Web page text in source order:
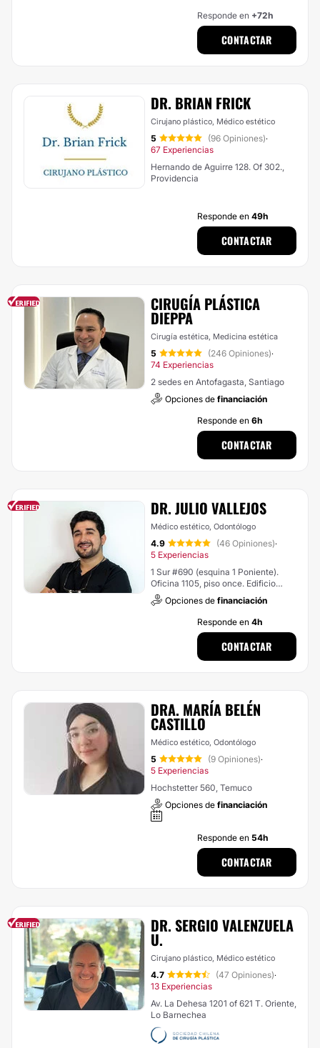
Responde en +72h
CONTACTAR
DR. BRIAN FRICK
Cirujano plástico, Médico estético
5 (96 Opiniones)·
67 Experiencias
Hernando de Aguirre 128. Of 302.,
Providencia
Responde en 49h
CONTACTAR
CIRUGÍA PLÁSTICA
DIEPPA
Cirugía estética, Medicina estética
5 (246 Opiniones)·
74 Experiencias
2 sedes en Antofagasta, Santiago
Opciones de financiación
Responde en 6h
CONTACTAR
DR. JULIO VALLEJOS
Médico estético, Odontólogo
4.9 (46 Opiniones)·
5 Experiencias
1 Sur #690 (esquina 1 Poniente).
Oficina 1105, piso once. Edificio
Plaza Talca, Talca
Opciones de financiación
Responde en 4h
CONTACTAR
DRA. MARÍA BELÉN
CASTILLO
Médico estético, Odontólogo
5 (9 Opiniones)·
5 Experiencias
Hochstetter 560, Temuco
Opciones de financiación
Responde en 54h
CONTACTAR
DR. SERGIO VALENZUELA
U.
Cirujano plástico, Médico estético
4.7 (47 Opiniones)·
13 Experiencias
Av. La Dehesa 1201 of 621 T. Oriente,
Lo Barnechea